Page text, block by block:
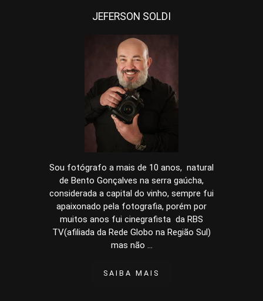
JEFERSON SOLDI
Sou fotógrafo a mais de 10 anos, natural
de Bento Gonçalves na serra gaúcha,
considerada a capital do vinho, sempre fui
apaixonado pela fotografia, porém por
muitos anos fui cinegrafista da RBS
TV(afiliada da Rede Globo na Região Sul)
mas não ...
SAIBA MAIS